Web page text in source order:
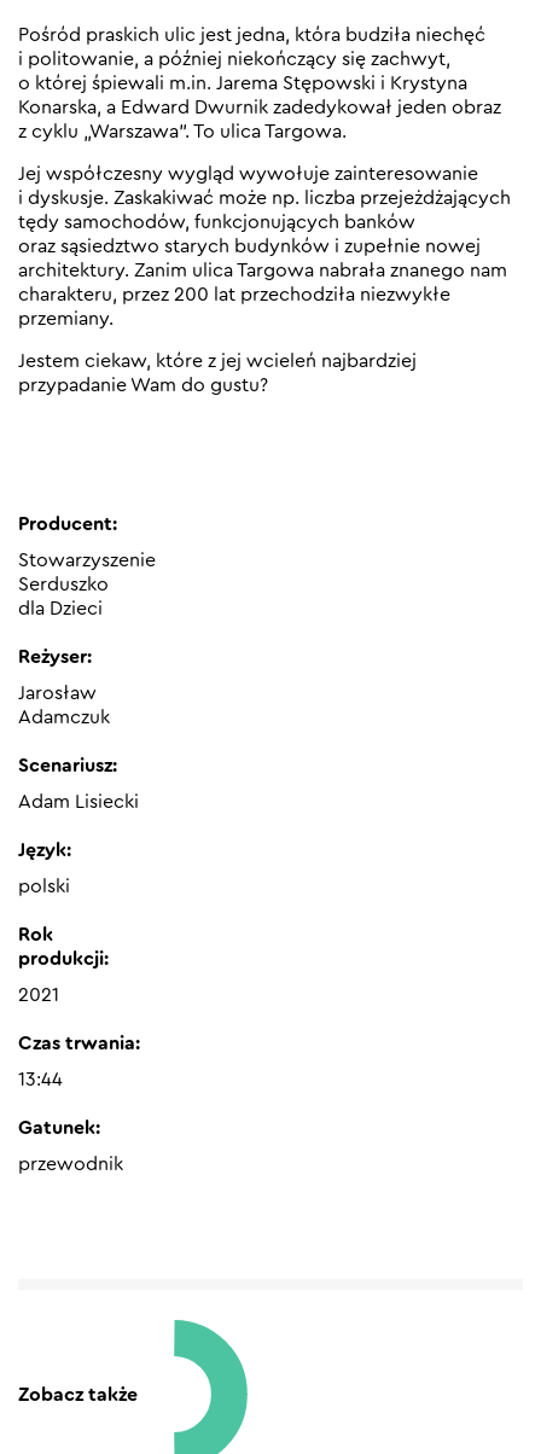
Pośród praskich ulic jest jedna, która budziła niechęć
i politowanie, a później niekończący się zachwyt,
o której śpiewali m.in. Jarema Stępowski i Krystyna
Konarska, a Edward Dwurnik zadedykował jeden obraz
z cyklu „Warszawa”. To ulica Targowa.
Jej współczesny wygląd wywołuje zainteresowanie
i dyskusje. Zaskakiwać może np. liczba przejeżdżających
tędy samochodów, funkcjonujących banków
oraz sąsiedztwo starych budynków i zupełnie nowej
architektury. Zanim ulica Targowa nabrała znanego nam
charakteru, przez 200 lat przechodziła niezwykłe
przemiany.
Jestem ciekaw, które z jej wcieleń najbardziej
przypadanie Wam do gustu?
Producent:
Stowarzyszenie
Serduszko
dla Dzieci
Reżyser:
Jarosław
Adamczuk
Scenariusz:
Adam Lisiecki
Język:
polski
Rok
produkcji:
2021
Czas trwania:
13:44
Gatunek:
przewodnik
Zobacz także